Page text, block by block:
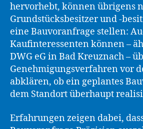
hervorhebt, können übrigens
Grundstücksbesitzer und -
eine Bauvoranfrage stellen:
Kaufinteressenten können –
DWG eG in Bad Kreuznach –
Genehmigungsverfahren vor
abklären, ob ein geplantes
dem Standort überhaupt
Erfahrungen zeigen dabei,